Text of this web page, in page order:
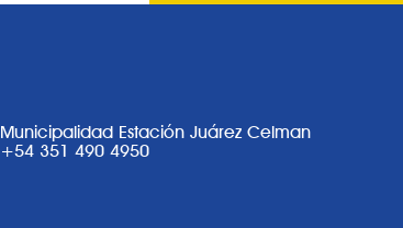
Municipalidad Estación Juárez Celman
+54 351 490 4950